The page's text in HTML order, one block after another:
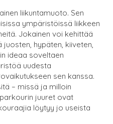
liikuntamuoto. Sen
ympäristöissä liikkeen
Jokainen voi kehittää
hypäten, kiiveten,
ideaa soveltaen
uudesta
sen kanssa.
– missä ja milloin
juuret ovat
löytyy jo useista